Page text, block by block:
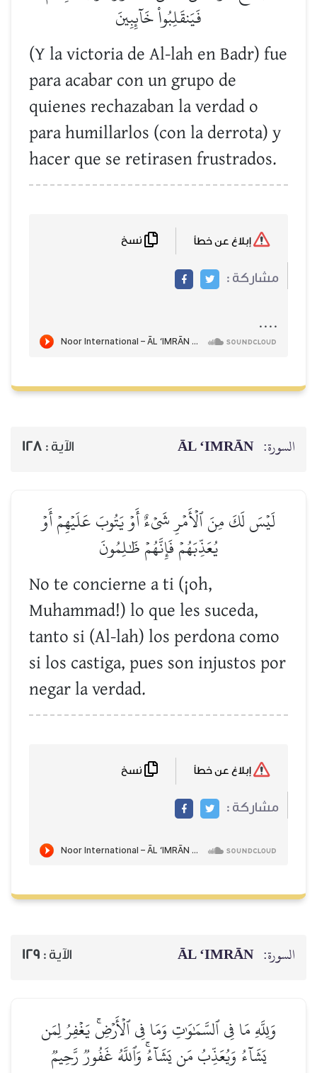
فَيَنقَلِبُواْ خَآئِبِينَ
(Y la victoria de Al-lah en Badr) fue
para acabar con un grupo de
quienes rechazaban la verdad o
para humillarlos (con la derrota) y
hacer que se retirasen frustrados.
مشاركة :
....
السورة: ĀL ‘IMRĀN الآية : 128
لَيۡسَ لَكَ مِنَ ٱلۡأَمۡرِ شَيۡءٌ أَوۡ يَتُوبَ عَلَيۡهِمۡ أَوۡ
يُعَذِّبَهُمۡ فَإِنَّهُمۡ ظَٰلِمُونَ
No te concierne a ti (¡oh,
Muhammad!) lo que les suceda,
tanto si (Al-lah) los perdona como
si los castiga, pues son injustos por
negar la verdad.
مشاركة :
السورة: ĀL ‘IMRĀN الآية : 129
وَلِلَّهِ مَا فِي ٱلسَّمَٰوَٰتِ وَمَا فِي ٱلۡأَرۡضِۚ يَغۡفِرُ لِمَن
يَشَآءُ وَيُعَذِّبُ مَن يَشَآءُۚ وَٱللَّهُ غَفُورٞ رَّحِيمٞ